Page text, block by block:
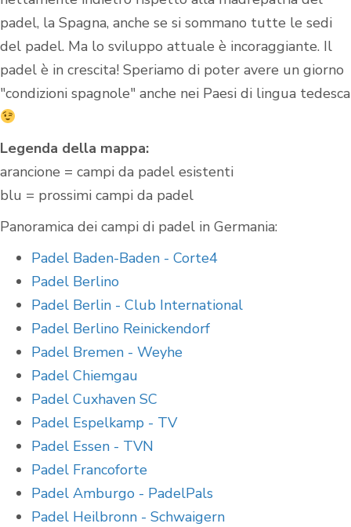
padel, la Spagna, anche se si sommano tutte le sedi
del padel. Ma lo sviluppo attuale è incoraggiante. Il
padel è in crescita! Speriamo di poter avere un giorno
"condizioni spagnole" anche nei Paesi di lingua tedesca
Legenda della mappa:
arancione = campi da padel esistenti
blu = prossimi campi da padel
Panoramica dei campi di padel in Germania:
Padel Baden-Baden - Corte4
Padel Berlino
Padel Berlin - Club International
Padel Berlino Reinickendorf
Padel Bremen - Weyhe
Padel Chiemgau
Padel Cuxhaven SC
Padel Espelkamp - TV
Padel Essen - TVN
Padel Francoforte
Padel Amburgo - PadelPals
Padel Heilbronn - Schwaigern